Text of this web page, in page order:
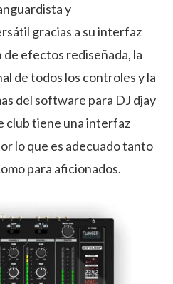
y
gracias a su interfaz
de efectos rediseñada, la
de todos los controles y la
del software para DJ djay
club tiene una interfaz
lo que es adecuado tanto
para aficionados.